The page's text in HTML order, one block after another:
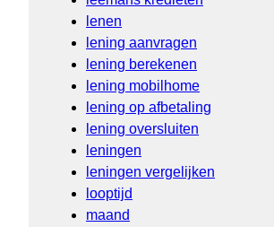
lenen
lening aanvragen
lening berekenen
lening mobilhome
lening op afbetaling
lening oversluiten
leningen
leningen vergelijken
looptijd
maand